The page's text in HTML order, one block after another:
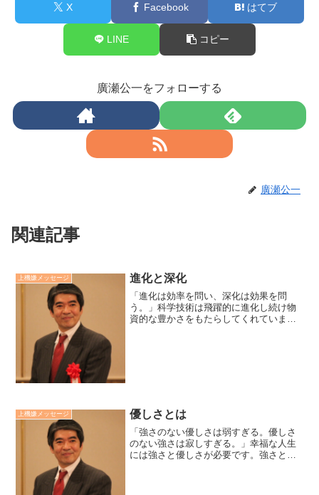
X Facebook はてブ
LINE コピー
廣瀬公一をフォローする
廣瀬公一
関連記事
上機嫌メッセージ 進化と深化
「進化は効率を問い、深化は効果を問
う。」科学技術は飛躍的に進化し続け物
資的な豊かさをもたらしてくれていま
上機嫌メッセージ 優しさとは
「強さのない優しさは弱すぎる。優しさ
のない強さは寂しすぎる。」幸福な人生
には強さと優しさが必要です。強さとは